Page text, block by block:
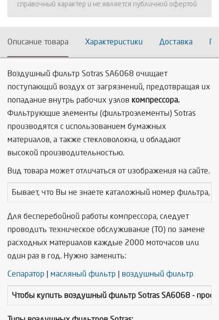
справочный характер и не является публичной офертой
Описание товара Характеристики Доставка
Воздушный фильтр Sotras SA6068 очищает
поступающий воздух от загрязнений, предотвращая их
попадание внутрь рабочих узлов компрессора.
Фильтрующие элементы (фильтроэлементы) Sotras
производятся с использованием бумажных
материалов, а также стекловолокна, и обладают
высокой производительностью.
Вид товара может отличаться от изображения на сайте.
Бывает, что Вы не знаете каталожный номер фильтра,
Для бесперебойной работы компрессора, следует
проводить техническое обслуживание (ТО) по замене
расходных материалов каждые 2000 моточасов или
один раз в год. Нужно заменить:
Сепаратор масляный фильтр воздушный фильтр
Чтобы купить воздушный фильтр Sotras SA6068 -